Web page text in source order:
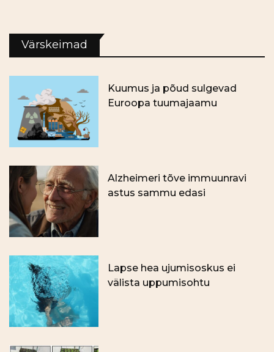
Värskeimad
Kuumus ja põud sulgevad
Euroopa tuumajaamu
Alzheimeri tõve immuunravi
astus sammu edasi
Lapse hea ujumisoskus ei
välista uppumisohtu